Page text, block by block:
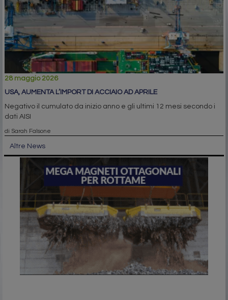
28 maggio 2026
USA, AUMENTA L’IMPORT DI ACCIAIO AD APRILE
Negativo il cumulato da inizio anno e gli ultimi 12 mesi secondo i
dati AISI
di Sarah Falsone
Altre News